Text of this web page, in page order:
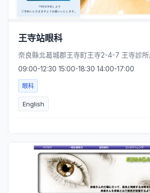
王寺站眼科
奈良縣北葛城郡王寺町王寺2-4-7 王寺診
09:00-12:30 15:00-18:30 14:00-17:00
眼科
English